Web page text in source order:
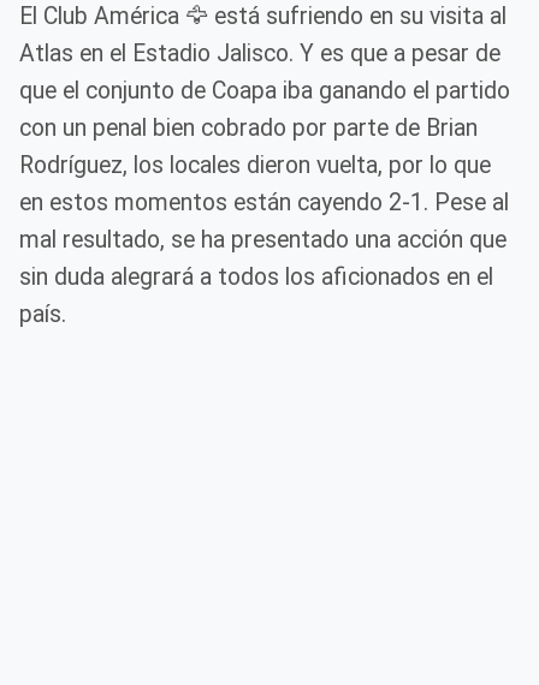
El Club América 🦅 está sufriendo en su visita al
Atlas en el Estadio Jalisco. Y es que a pesar de
que el conjunto de Coapa iba ganando el partido
con un penal bien cobrado por parte de Brian
Rodríguez, los locales dieron vuelta, por lo que
en estos momentos están cayendo 2-1. Pese al
mal resultado, se ha presentado una acción que
sin duda alegrará a todos los aficionados en el
país.